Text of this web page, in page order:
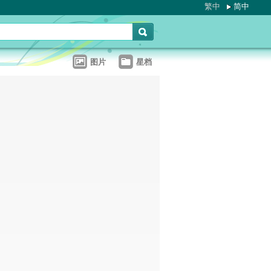
繁中 简中
图片 星档